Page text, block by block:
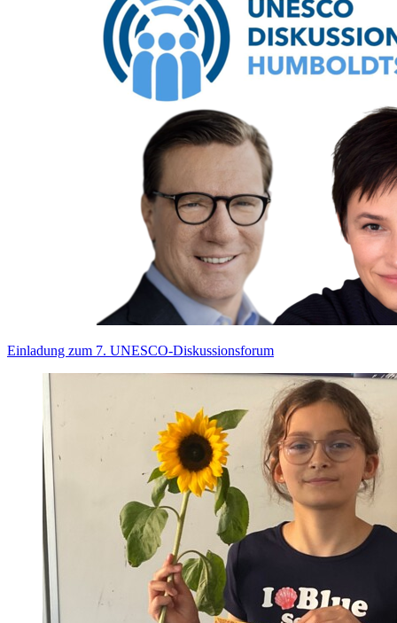
Einladung zum 7. UNESCO-Diskussionsforum